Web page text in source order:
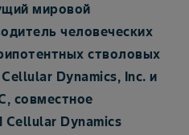
мировой
человеческих
стволовых
Dynamics, Inc. и
совместное
Cellular Dynamics